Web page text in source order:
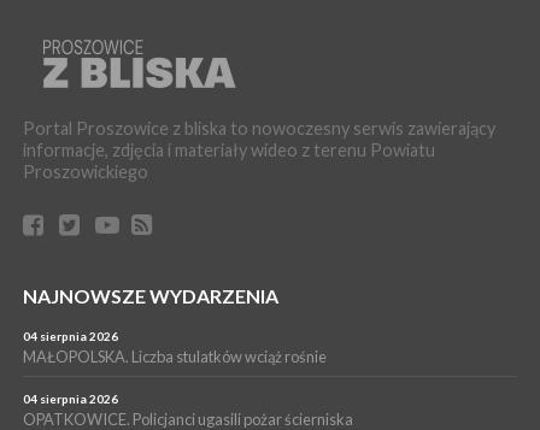
WYDARZENIA
16 lipca 2026
Pałecznicy będą obsługiwani w Proszowicach
WYDARZENIA
PROSZOWICE. W parku Warsztaty Edukacyjno-Przyrodnicze
NOC CIEM
15 lipca 2026
Czwartki w Bibliotece”
14 lipca 2026
PROSZOWICE. 26 lipca odbędzie się XII Marsz Rzeczpospolitej
Portal Proszowice z bliska to nowoczesny serwis zawierający
informacje, zdjęcia i materiały wideo z terenu Powiatu
Proszowickiego
NAJNOWSZE WYDARZENIA
04 sierpnia 2026
MAŁOPOLSKA. Liczba stulatków wciąż rośnie
04 sierpnia 2026
OPATKOWICE. Policjanci ugasili pożar ścierniska